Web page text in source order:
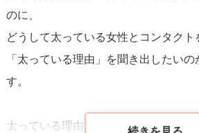
くれたら嬉しい」という程度に留めて
のに、
どうして太っている女性とコンタクト
「太っている理由」を聞き出したいの
す。
太っている理由にもたくさんあります